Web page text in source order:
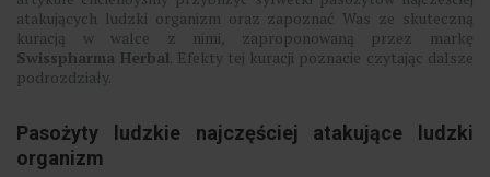
atakujących ludzki organizm oraz zapoznać Was ze skuteczną
kuracją w walce z nimi, zaproponowaną przez markę
Swisspharma Herbal. Efekty tej kuracji poznacie czytając dalsze
podrozdziały.
Pasożyty ludzkie najczęściej atakujące ludzki
organizm